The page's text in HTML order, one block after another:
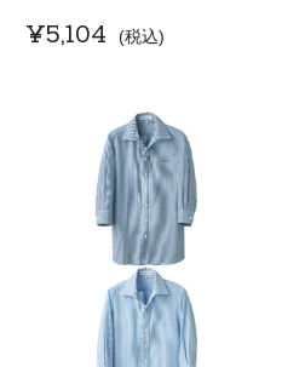
¥5,104 税込